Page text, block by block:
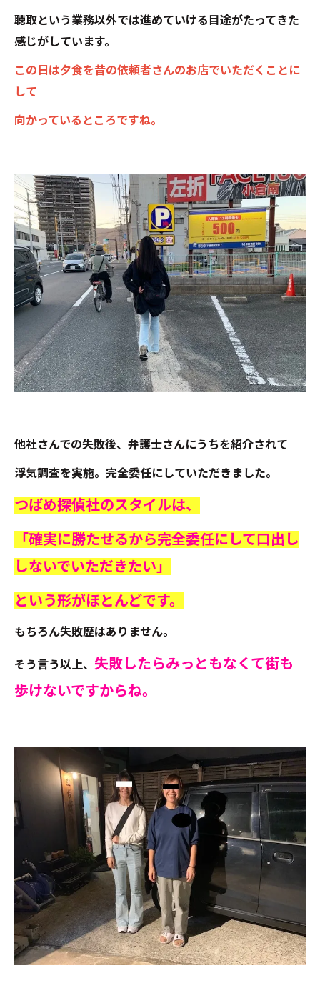
聴取という業務以外では進めていける目途がたってきた
感じがしています。
この日は夕食を昔の依頼者さんのお店でいただくことに
して
向かっているところですね。
他社さんでの失敗後、弁護士さんにうちを紹介されて
浮気調査を実施。完全委任にしていただきました。
つばめ探偵社のスタイルは、
「確実に勝たせるから完全委任にして口出し
しないでいただきたい」
という形がほとんどです。
もちろん失敗歴はありません。
そう言う以上、 失敗したらみっともなくて街も
歩けないですからね。